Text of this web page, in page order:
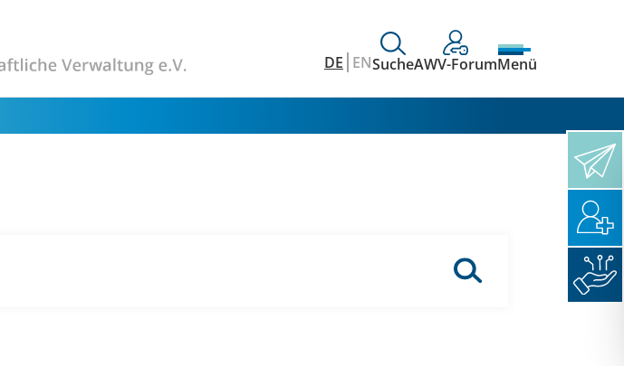
DE ENSucheAWV-ForumMenü